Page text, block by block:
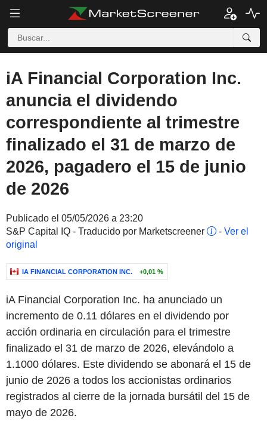
iA Financial Corporation Inc.
anuncia el dividendo
correspondiente al trimestre
finalizado el 31 de marzo de
2026, pagadero el 15 de junio
de 2026
Publicado el 05/05/2026 a 23:20
S&P Capital IQ - Traducido por Marketscreener
- Ver el
original
IA FINANCIAL CORPORATION INC. +0,01 %
iA Financial Corporation Inc. ha anunciado un
incremento de 0.11 dólares en el dividendo por
acción ordinaria en circulación para el trimestre
finalizado el 31 de marzo de 2026, elevándolo a
1.1000 dólares. Este dividendo se abonará el 15 de
junio de 2026 a todos los accionistas ordinarios
registrados al cierre de la jornada bursátil del 15 de
mayo de 2026.